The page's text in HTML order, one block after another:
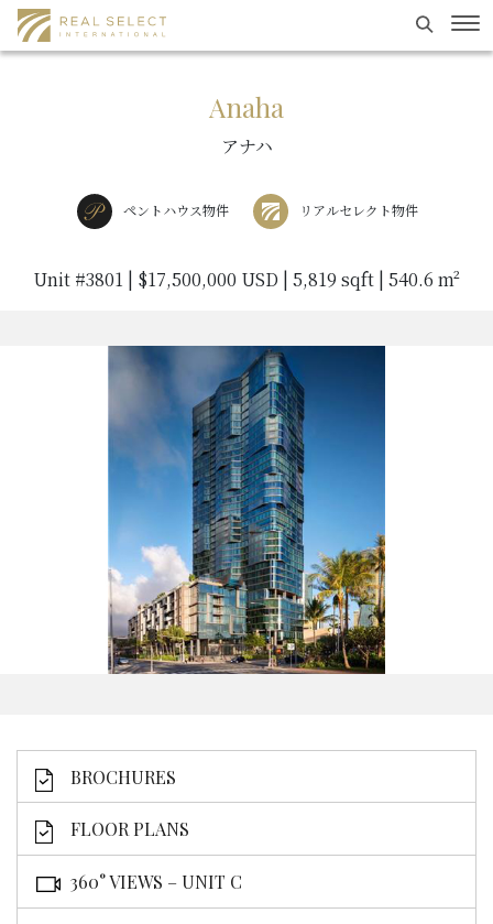
Skip
Search
Anaha
アナハ
ペントハウス物件 リアルセレクト物件
Unit #3801 | $17,500,000 USD | 5,819 sqft | 540.6 m²
BROCHURES
FLOOR PLANS
360° VIEWS – UNIT C